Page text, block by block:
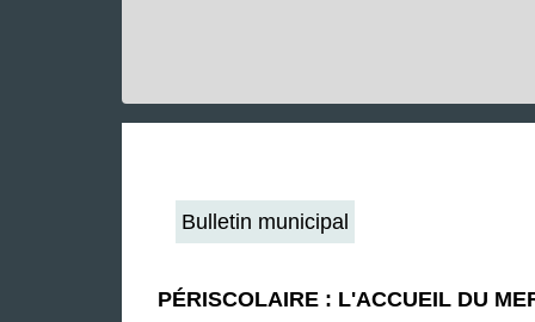
Bulletin municipal
PÉRISCOLAIRE : L'ACCUEIL DU